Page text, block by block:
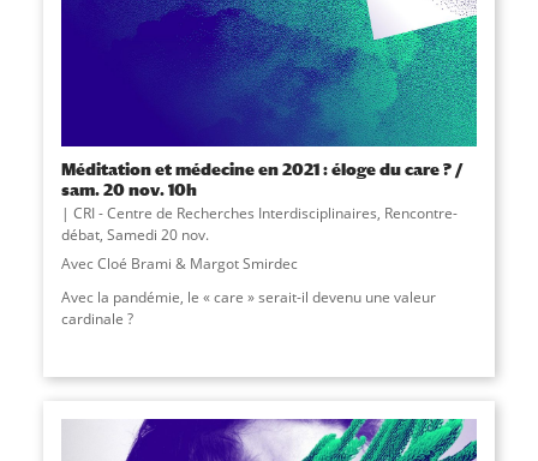
Méditation et médecine en 2021 : éloge du care ? /
sam. 20 nov. 10h
CRI - Centre de Recherches Interdisciplinaires, Rencontre-
débat, Samedi 20 nov.
Avec Cloé Brami & Margot Smirdec
Avec la pandémie, le « care » serait-il devenu une valeur
cardinale ?